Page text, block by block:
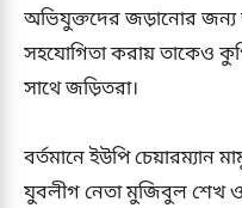
অভিযুক্তদের জড়ানোর জন্য
সহযোগিতা করায় তাকেও
সাথে জড়িতরা।
বর্তমানে ইউপি চেয়ারম্যান
যুবলীগ নেতা মুজিবুল শেখ